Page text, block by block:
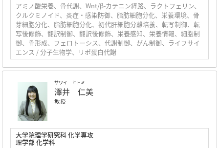
アミノ酸栄養、骨代謝、Wnt/β-カテニン経路、ラクトフェリン、
クルクミノイド、炎症・感染防御、脂肪細胞分化、栄養環境、骨
芽細胞分化、脂肪細胞分化、初代肝細胞分離培養、転写制御、転
写後修飾、翻訳制御、翻訳後修飾、栄養感知、栄養情報、細胞制
御、骨形成、フェロトーシス、代謝制御、がん制御、ライフサイ
エンス / 分子生物学、リポ蛋白代謝
サワイ ヒトミ
澤井 仁美
教授
大学院理学研究科 化学専攻
理学部 化学科